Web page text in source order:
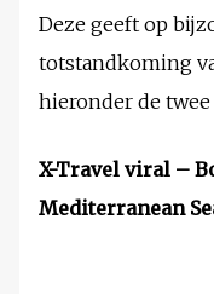
Deze geeft op
totstandkoming
hieronder de
X-Travel viral –
Mediterranean